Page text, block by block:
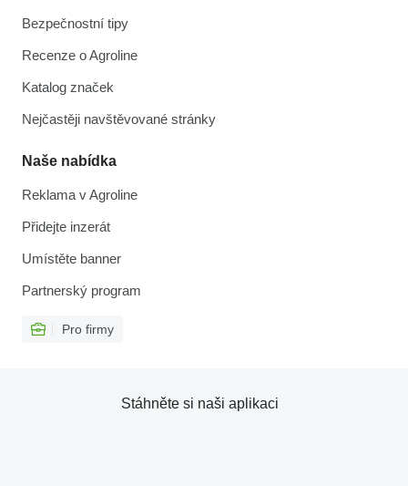
Bezpečnostní tipy
Recenze o Agroline
Katalog značek
Nejčastěji navštěvované stránky
Naše nabídka
Reklama v Agroline
Přidejte inzerát
Umístěte banner
Partnerský program
Pro firmy
Stáhněte si naši aplikaci